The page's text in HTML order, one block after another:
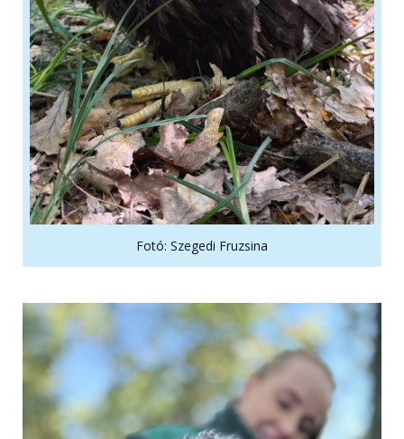
Fotó: Szegedi Fruzsina